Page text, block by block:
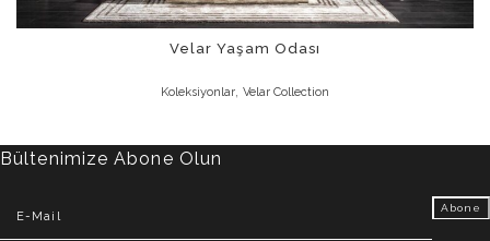
Velar Yaşam Odası
Koleksiyonlar Velar Collection
Bültenimize Abone Olun